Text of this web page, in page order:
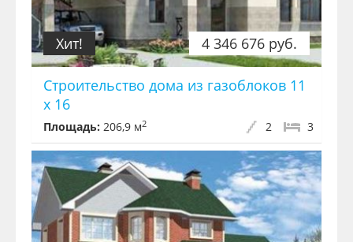
4 346 676 руб.
Хит!
Строительство дома из газоблоков 11
х 16
Площадь: 206,9 м2 3
2